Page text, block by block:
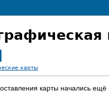
карты
карты начались